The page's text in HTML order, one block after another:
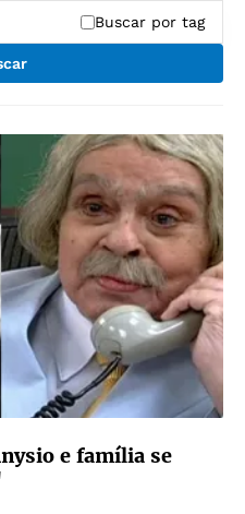
Buscar por tag
e família se